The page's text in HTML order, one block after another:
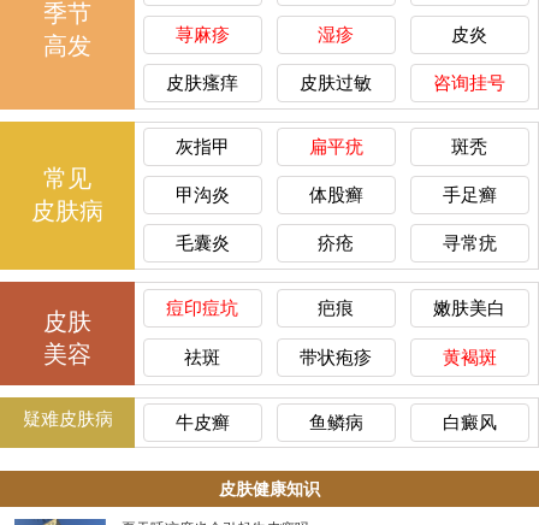
季节
高发
荨麻疹 湿疹 皮炎
皮肤瘙痒 皮肤过敏 咨询挂号
常见
皮肤病
灰指甲 扁平疣 斑秃
甲沟炎 体股癣 手足癣
毛囊炎 疥疮 寻常疣
皮肤
美容
痘印痘坑 疤痕 嫩肤美白
祛斑 带状疱疹 黄褐斑
疑难皮肤病 牛皮癣 鱼鳞病 白癜风
皮肤健康知识